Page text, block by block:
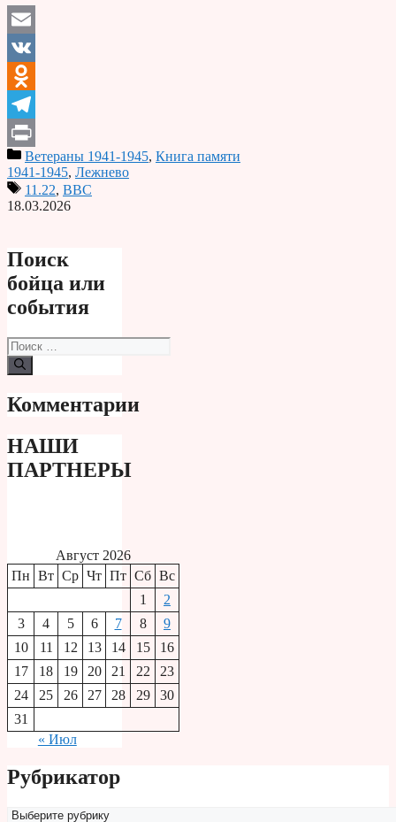
Email
VK
Odnoklassniki
Telegram
PrintВетераны 1941-1945, Книга памяти
1941-1945, Лежнево
11.22, ВВС
18.03.2026
Поиск
бойца или
события
Поиск:
Комментарии
НАШИ
ПАРТНЕРЫ
Август 2026
Пн Вт Ср Чт Пт Сб Вс
1
2
3
4 5 6 7 8
9
10
11 12 13 14 15
16
17
18 19 20 21 22
23
24
25 26 27 28 29
30
31
« Июл
Рубрикатор
Рубрикатор